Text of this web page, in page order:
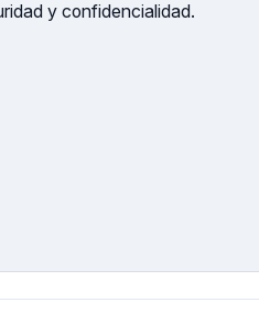
y confidencialidad.